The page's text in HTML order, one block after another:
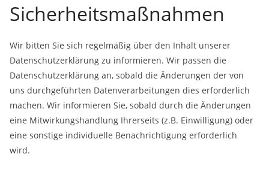
Sicherheitsmaßnahmen
Wir bitten Sie sich regelmäßig über den Inhalt unserer
Datenschutzerklärung zu informieren. Wir passen die
Datenschutzerklärung an, sobald die Änderungen der von
uns durchgeführten Datenverarbeitungen dies erforderlich
machen. Wir informieren Sie, sobald durch die Änderungen
eine Mitwirkungshandlung Ihrerseits (z.B. Einwilligung) oder
eine sonstige individuelle Benachrichtigung erforderlich
wird.